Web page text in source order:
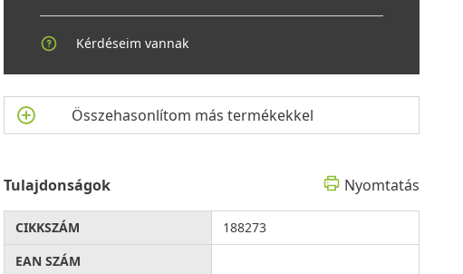
Kérdéseim vannak
Összehasonlítom más termékekkel
Tulajdonságok Nyomtatás
CIKKSZÁM
188273
EAN SZÁM